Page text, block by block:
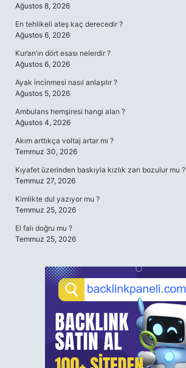
Ağustos 8, 2026
En tehlikeli ateş kaç derecedir ?
Ağustos 6, 2026
Kur’an’ın dört esası nelerdir ?
Ağustos 6, 2026
Ayak incinmesi nasıl anlaşılır ?
Ağustos 5, 2026
Ambulans hemşiresi hangi alan ?
Ağustos 4, 2026
Akım arttıkça voltaj artar mı ?
Temmuz 30, 2026
Kıyafet üzerinden baskıyla kızlık zarı bozulur mu ?
Temmuz 27, 2026
Kimlikte dul yazıyor mu ?
Temmuz 25, 2026
El falı doğru mu ?
Temmuz 25, 2026